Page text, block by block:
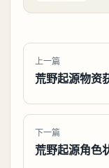
上一篇
荒野起源物资
下一篇
荒野起源角色